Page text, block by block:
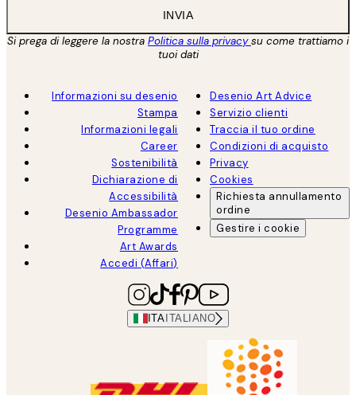
INVIA
Si prega di leggere la nostra Politica sulla privacysu come trattiamo i
tuoi dati
Informazioni su desenio
Stampa
Informazioni legali
Career
Sostenibilità
Dichiarazione di
Accessibilità
Desenio Ambassador
Programme
Art Awards
Accedi (Affari)
Desenio Art Advice
Servizio clienti
Traccia il tuo ordine
Condizioni di acquisto
Privacy
Cookies
Richiesta annullamento
ordine
Gestire i cookie
ITA ITALIANO